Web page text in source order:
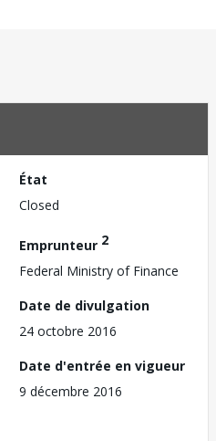
État
Closed
Emprunteur 2
Federal Ministry of Finance
Date de divulgation
24 octobre 2016
Date d'entrée en vigueur
9 décembre 2016